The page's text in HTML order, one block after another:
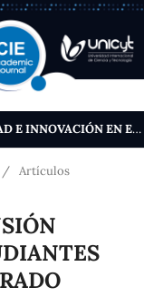
REVISTA ACADÉMICA DE CREATIVIDAD E INNOVACIÓN EN EDUCACIÓN
/ Artículos